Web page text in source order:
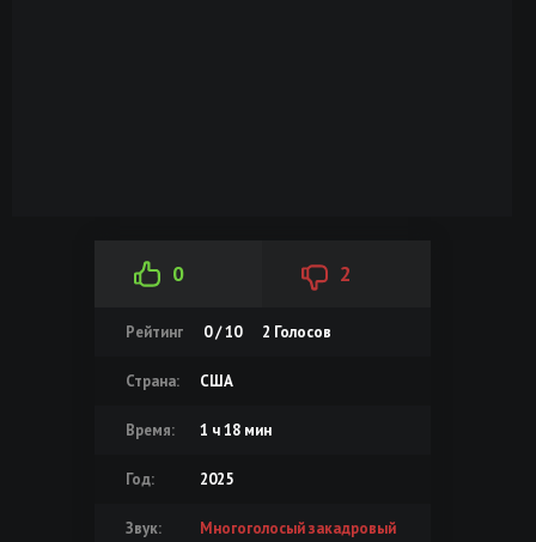
0 2
Рейтинг 0 / 10 2 Голосов
Страна: США
Время: 1 ч 18 мин
Год: 2025
Звук: Многоголосый закадровый